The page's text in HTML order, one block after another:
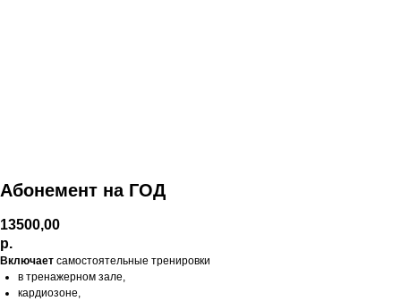
Абонемент на ГОД
13500,00
р.
Включает самостоятельные тренировки
в тренажерном зале,
кардиозоне,